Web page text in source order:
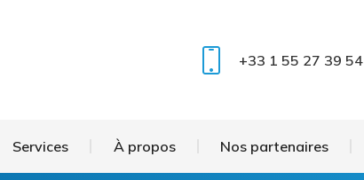
+33 1 55 27 39 54
Services À propos Nos partenaires